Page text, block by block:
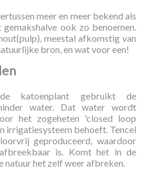
meer en meer bekend als
gemakshalve ook zo benoemen.
meestal afkomstig van
bron, en wat voor een!
katoenplant gebruikt de
water. Dat water wordt
het zogeheten 'closed loop
irrigatiesysteem behoeft. Tencel
geproduceerd, waardoor
is. Komt het in de
natuur het zelf weer afbreken.